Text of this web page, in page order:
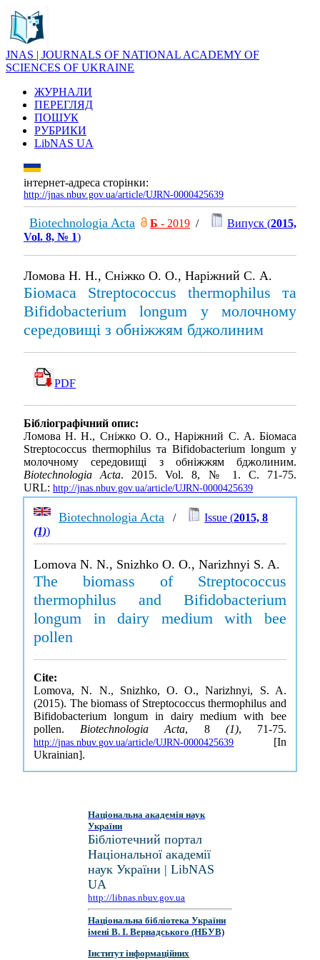
JNAS | JOURNALS OF NATIONAL ACADEMY OF
SCIENCES OF UKRAINE
ЖУРНАЛИ
ПЕРЕГЛЯД
ПОШУК
РУБРИКИ
LibNAS UA
інтернет-адреса сторінки:
http://jnas.nbuv.gov.ua/article/UJRN-0000425639
Biotechnologia Acta Б - 2019 / Випуск (2015,
Vol. 8, № 1)
Ломова Н. Н., Сніжко О. О., Наріжний С. А.
Біомаса Streptococcus thermophilus та
Bifidobacterium longum у молочному
середовищі з обніжжям бджолиним
PDF
Бібліографічний опис:
Ломова Н. Н., Сніжко О. О., Наріжний С. А. Біомаса
Streptococcus thermophilus та Bifidobacterium longum у
молочному середовищі з обніжжям бджолиним.
Biotechnologia Acta. 2015. Vol. 8, № 1. С. 71-75.
URL: http://jnas.nbuv.gov.ua/article/UJRN-0000425639
Biotechnologia Acta / Issue (2015, 8
(1))
Lomova N. N., Snizhko O. O., Narizhnyi S. A.
The biomass of Streptococcus
thermophilus and Bifidobacterium
longum in dairy medium with bee
pollen
Cite:
Lomova, N. N., Snizhko, O. O., Narizhnyi, S. A.
(2015). The biomass of Streptococcus thermophilus and
Bifidobacterium longum in dairy medium with bee
pollen. Biotechnologia Acta, 8 (1), 71-75.
http://jnas.nbuv.gov.ua/article/UJRN-0000425639 [In
Ukrainian].
Національна академія наук
України
Бібліотечний портал
Національної академії
наук України | LibNAS
UA
http://libnas.nbuv.gov.ua
Національна бібліотека України
імені В. І. Вернадського (НБУВ)
Інститут інформаційних